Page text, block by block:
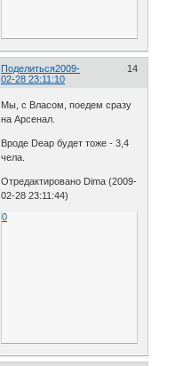
Поделиться 14
2009-
02-28 23:11:10
Мы, с Власом, поедем сразу
на Арсенал.
Вроде Deap будет тоже - 3,4
чела.
Отредактировано Dima (2009-
02-28 23:11:44)
0